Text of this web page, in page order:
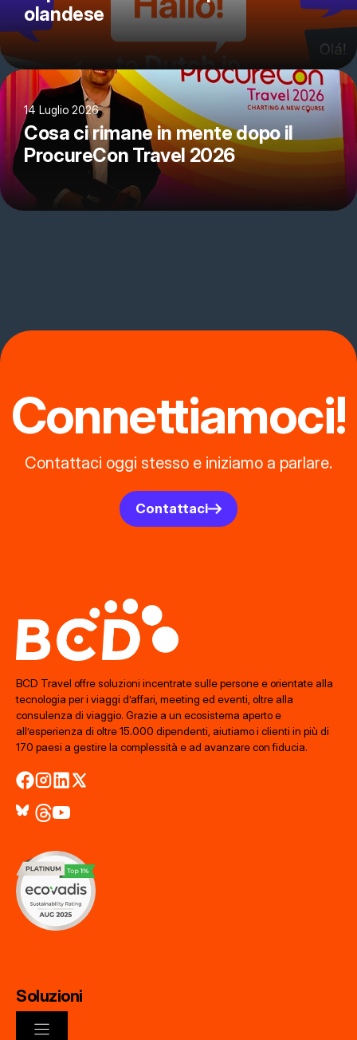
olandese
14 Luglio 2026
Cosa ci rimane in mente dopo il
ProcureCon Travel 2026
Connettiamoci!
Contattaci oggi stesso e iniziamo a parlare.
Contattaci
BCD Travel offre soluzioni incentrate sulle persone e orientate alla
tecnologia per i viaggi d’affari, meeting ed eventi, oltre alla
consulenza di viaggio. Grazie a un ecosistema aperto e
all’esperienza di oltre 15.000 dipendenti, aiutiamo i clienti in più di
170 paesi a gestire la complessità e ad avanzare con fiducia.
Soluzioni